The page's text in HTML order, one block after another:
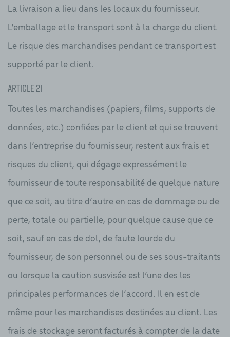
La livraison a lieu dans les locaux du fournisseur.
L’emballage et le transport sont à la charge du client.
Le risque des marchandises pendant ce transport est
supporté par le client.
Article 21
Toutes les marchandises (papiers, films, supports de
données, etc.) confiées par le client et qui se trouvent
dans l’entreprise du fournisseur, restent aux frais et
risques du client, qui dégage expressément le
fournisseur de toute responsabilité de quelque nature
que ce soit, au titre d’autre en cas de dommage ou de
perte, totale ou partielle, pour quelque cause que ce
soit, sauf en cas de dol, de faute lourde du
fournisseur, de son personnel ou de ses sous-traitants
ou lorsque la caution susvisée est l’une des les
principales performances de l’accord. Il en est de
même pour les marchandises destinées au client. Les
frais de stockage seront facturés à compter de la date